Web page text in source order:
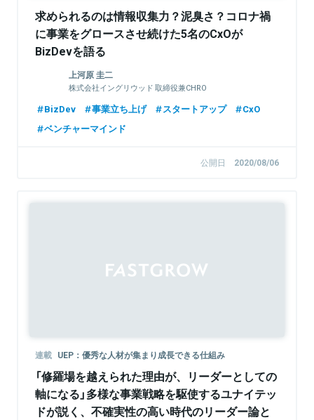
求められるのは情報収集力？泥臭さ？コロナ禍
に事業をグロースさせ続けた5名のCxOが
BizDevを語る
上河原 圭二
株式会社イングリウッド 取締役兼CHRO
BizDev 事業立ち上げ スタートアップ
CxO
ベンチャーマインド
公開日 2020/08/06
連載 UEP：優秀な人材が集まり成長できる仕組み
「修羅場を越えられた理由が、リーダーとしての
軸になる」多様な事業戦略を駆使するユナイテッ
ドが説く、不確実性の高い時代のリーダー論と